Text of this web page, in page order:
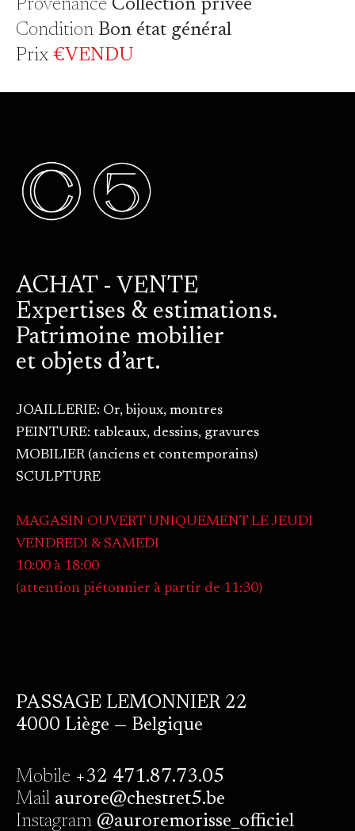
Provenance Collection privée
Condition Bon état général
Prix€VENDU
ACHAT - VENTE
Expertises & estimations.
Patrimoine mobilier
et objets d’art.
JOAILLERIE: Or, bijoux, montres
PEINTURE: tableaux, dessins, gravures
MOBILIER (anciens et contemporains)
SCULPTURE
MAGASIN OUVERT UNIQUEMENT LE JEUDI
VENDREDI & SAMEDI
10:00 à 18:00
(attention piétonnier à partir de 11:30)
PASSAGE LEMONNIER 22
4000 Liège — Belgique
Mobile +32 471.87.73.05
Mailaurore@chestret5.be
Instagram@auroremorisse_officiel